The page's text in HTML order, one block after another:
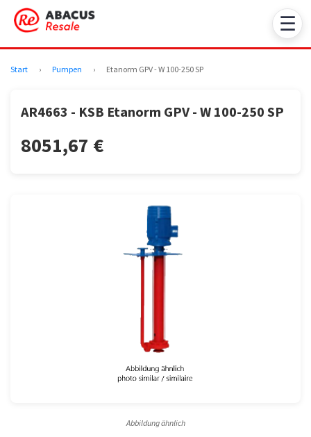
☰
Start › Pumpen › Etanorm GPV - W 100-250 SP
AR4663 - KSB Etanorm GPV - W 100-250 SP
8051,67 €
Abbildung ähnlich